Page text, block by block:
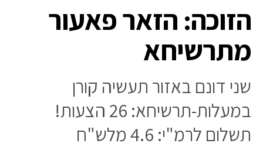
הזוכה: הזאר פאעור
מתרשיחא
שני דונם באזור תעשיה קורן
במעלות-תרשיחא: 26 הצעות!
תשלום לרמ"י: 4.6 מלש"ח